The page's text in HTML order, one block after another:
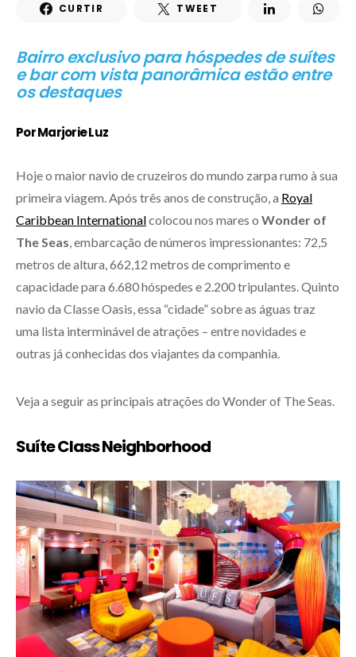
CURTIR TWEET
Bairro exclusivo para hóspedes de suítes
e bar com vista panorâmica estão entre
os destaques
Por Marjorie Luz
Hoje o maior navio de cruzeiros do mundo zarpa rumo à sua
primeira viagem. Após três anos de construção, a Royal
Caribbean Internationalcolocou nos mares o Wonder of
The Seas , embarcação de números impressionantes: 72,5
metros de altura, 662,12 metros de comprimento e
capacidade para 6.680 hóspedes e 2.200 tripulantes. Quinto
navio da Classe Oasis, essa “cidade” sobre as águas traz
uma lista interminável de atrações – entre novidades e
outras já conhecidas dos viajantes da companhia.
Veja a seguir as principais atrações do Wonder of The Seas.
Suíte Class Neighborhood